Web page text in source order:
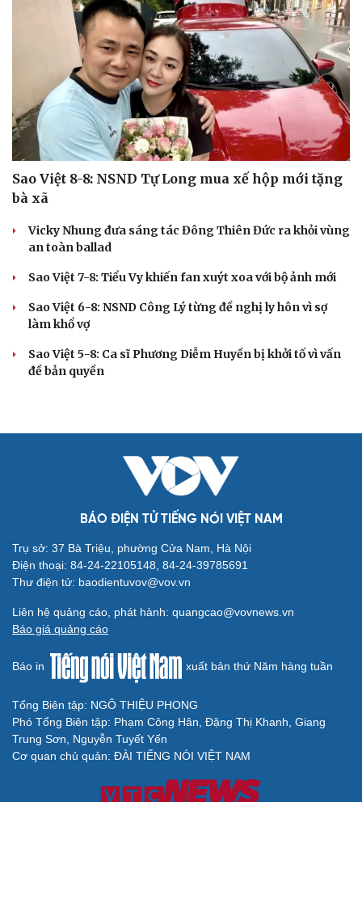
Sao Việt 8-8: NSND Tự Long mua xế hộp mới tặng
bà xã
Vicky Nhung đưa sáng tác Đông Thiên Đức ra khỏi vùng
an toàn ballad
Sao Việt 7-8: Tiểu Vy khiến fan xuýt xoa với bộ ảnh mới
Sao Việt 6-8: NSND Công Lý từng đề nghị ly hôn vì sợ
làm khổ vợ
Sao Việt 5-8: Ca sĩ Phương Diễm Huyền bị khởi tố vì vấn
đề bản quyền
BÁO ĐIỆN TỬ TIẾNG NÓI VIỆT NAM
Trụ sở: 37 Bà Triệu, phường Cửa Nam, Hà Nội
Điện thoại: 84-24-22105148, 84-24-39785691
Thư điện tử: baodientuvov@vov.vn
Liên hệ quảng cáo, phát hành: quangcao@vovnews.vn
Báo giá quảng cáo
Báo in xuất bản thứ Năm hàng tuần
Tổng Biên tập: NGÔ THIỆU PHONG
Phó Tổng Biên tập: Phạm Công Hân, Đặng Thị Khanh, Giang
Trung Sơn, Nguyễn Tuyết Yến
Cơ quan chủ quản: ĐÀI TIẾNG NÓI VIỆT NAM